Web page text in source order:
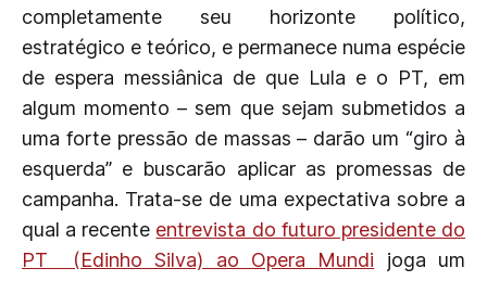
completamente seu horizonte político,
estratégico e teórico, e permanece numa espécie
de espera messiânica de que Lula e o PT, em
algum momento – sem que sejam submetidos a
uma forte pressão de massas – darão um “giro à
esquerda” e buscarão aplicar as promessas de
campanha. Trata-se de uma expectativa sobre a
qual a recente entrevista do futuro presidente do
PT (Edinho Silva) ao Opera Mundi joga um